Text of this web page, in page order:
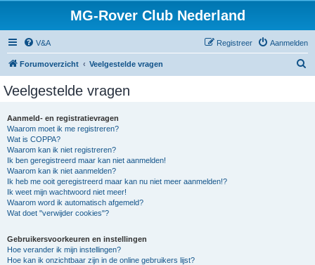
MG-Rover Club Nederland
V&A Aanmelden
Registreer
Forumoverzicht Veelgestelde vragen
Veelgestelde vragen
Aanmeld- en registratievragen
Waarom moet ik me registreren?
Wat is COPPA?
Waarom kan ik niet registreren?
Ik ben geregistreerd maar kan niet aanmelden!
Waarom kan ik niet aanmelden?
Ik heb me ooit geregistreerd maar kan nu niet meer aanmelden!?
Ik weet mijn wachtwoord niet meer!
Waarom word ik automatisch afgemeld?
Wat doet "verwijder cookies"?
Gebruikersvoorkeuren en instellingen
Hoe verander ik mijn instellingen?
Hoe kan ik onzichtbaar zijn in de online gebruikers lijst?